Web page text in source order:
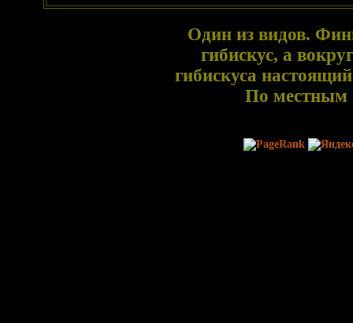
Один из видов.
гибискус, а
гибискуса
По местным